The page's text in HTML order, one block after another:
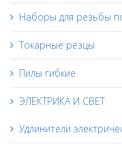
Наборы для резьбы
Токарные резцы
Пилы гибкие
ЭЛЕКТРИКА И СВЕТ
Удлинители